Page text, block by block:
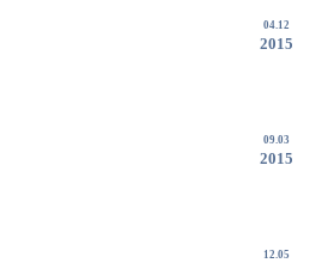
04.12
2015
09.03
2015
12.05